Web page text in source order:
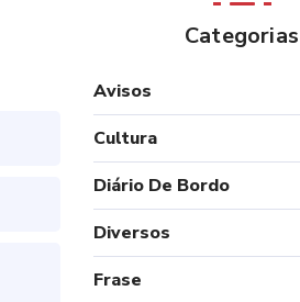
Categorias
Avisos
Cultura
Diário De Bordo
Diversos
Frase